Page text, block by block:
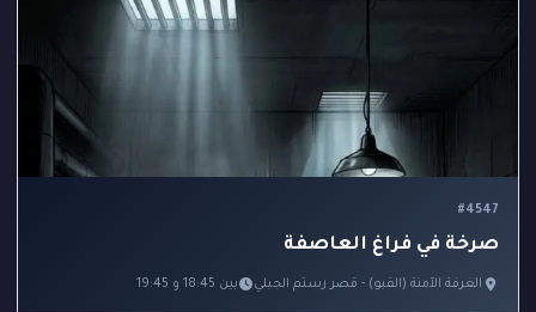
#4547
صرخة في فراغ العاصفة
الغرفة الآمنة (القبو) - قصر رستم الجبلي بين 18:45 و 19:45